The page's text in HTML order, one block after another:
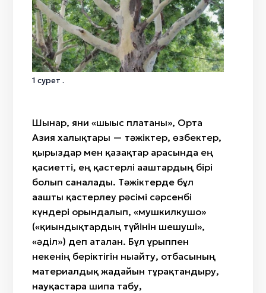
Бесқонақ
Бөрісырғақ
Наурыз
Амал
Қымыз мұрындық
Жусан
Қызғалдақ
1 сурет .
Шынар, яғни «шығыс платаны», Орта
Азия халықтары — тәжіктер, өзбектер,
қырғыздар мен қазақтар арасында ең
қасиетті, ең қастерлі ағаштардың бірі
болып саналады. Тәжіктерде бұл
ағашты қастерлеу рәсімі сәрсенбі
күндері орындалып, «мушкилкушо»
(«қиындықтардың түйінін шешуші»,
«әділ») деп аталған. Бұл ғұрыппен
некенің беріктігін нығайту, отбасының
материалдық жағдайын тұрақтандыру,
науқастарға шипа табу,